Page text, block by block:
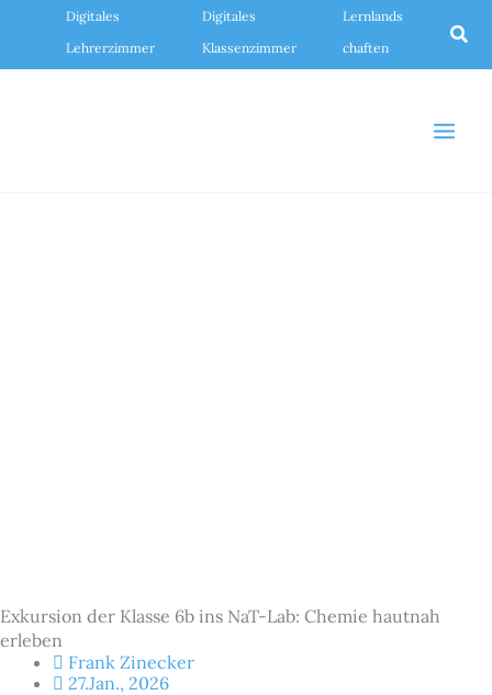
springen
Digitales
Lehrerzimmer
Digitales
Klassenzimmer
Lernlands
chaften
Exkursion der Klasse 6b ins NaT-Lab: Chemie hautnah
erleben
Frank Zinecker
27.Jan., 2026